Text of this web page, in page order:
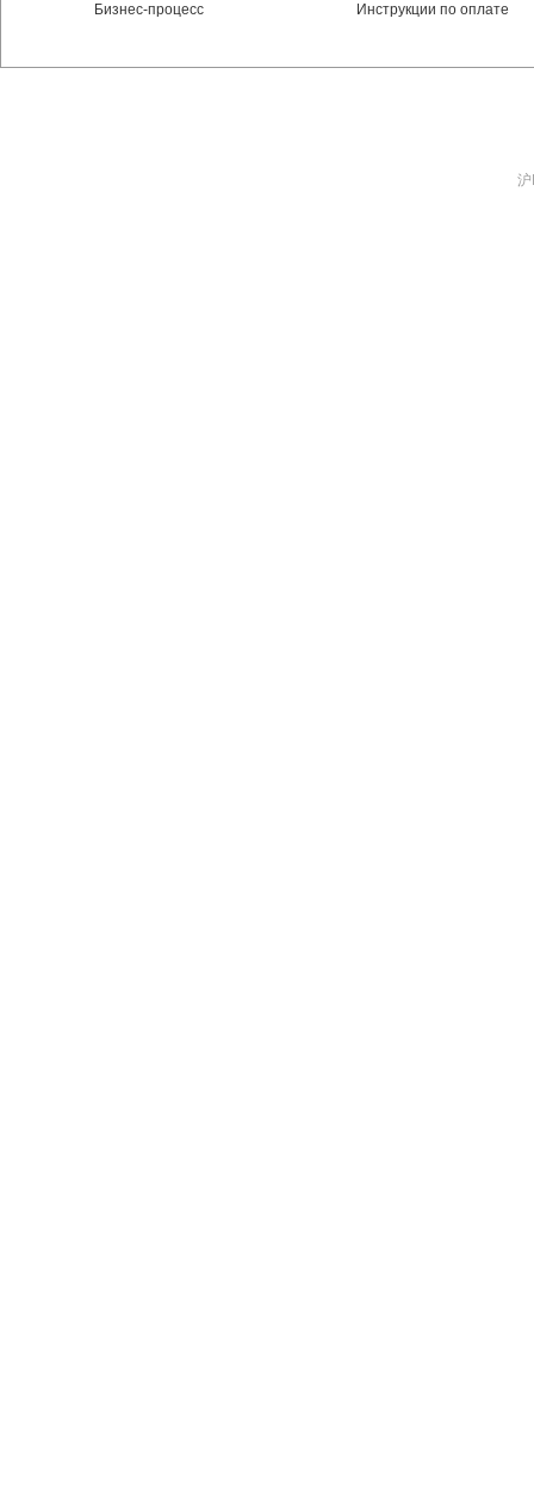
Бизнес-процесс
Инструкции по оплате